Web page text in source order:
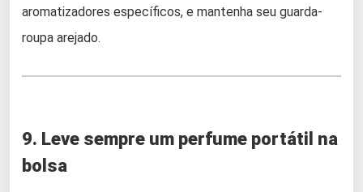
aromatizadores específicos, e mantenha seu guarda-
roupa arejado.
9. Leve sempre um perfume portátil na
bolsa